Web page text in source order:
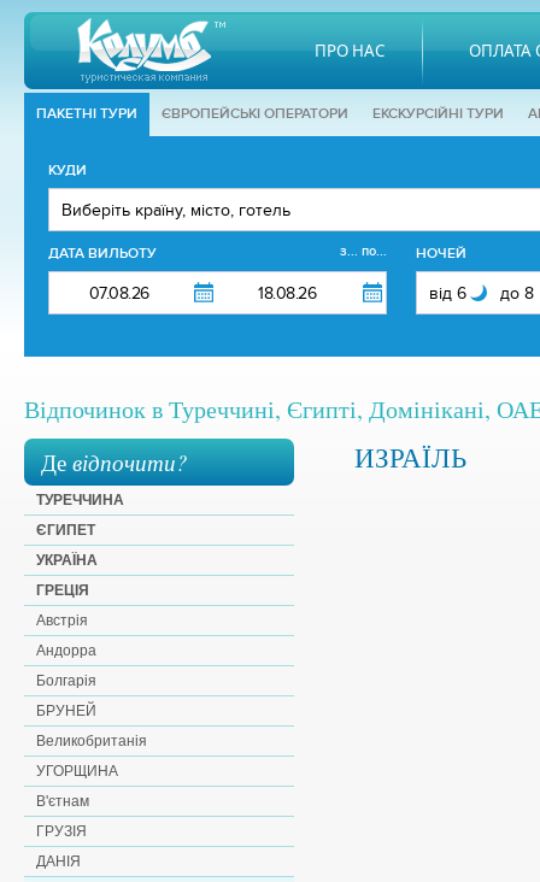
ПРО НАС ОПЛАТА
ПАКЕТНІ ТУРИ ЄВРОПЕЙСЬКІ ОПЕРАТОРИ EКСКУРСІЙНІ ТУРИ
КУДИ
ДАТА ВИЛЬОТУ з... по... НОЧЕЙ
Відпочинок в Туреччині, Єгипті, Домінікані,
Девідпочити?
ТУРЕЧЧИНА
ЄГИПЕТ
УКРАЇНА
ГРЕЦІЯ
Австрія
Андорра
Болгарія
БРУНЕЙ
Великобританія
УГОРЩИНА
В'єтнам
ГРУЗІЯ
ДАНІЯ
ИЗРАЇЛЬ